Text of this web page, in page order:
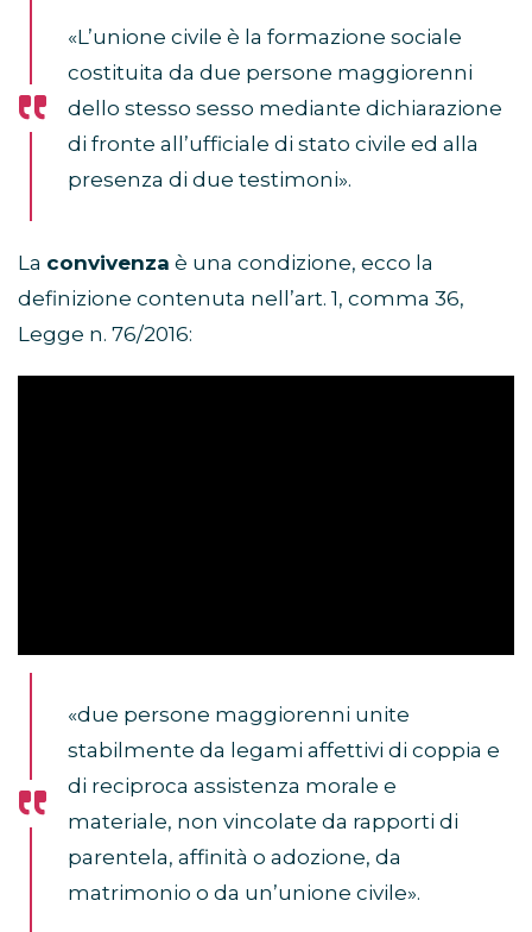
«L’unione civile è la formazione sociale
costituita da due persone maggiorenni
dello stesso sesso mediante dichiarazione
di fronte all’ufficiale di stato civile ed alla
presenza di due testimoni».
La convivenza è una condizione, ecco la
definizione contenuta nell’art. 1, comma 36,
Legge n. 76/2016:
«due persone maggiorenni unite
stabilmente da legami affettivi di coppia e
di reciproca assistenza morale e
materiale, non vincolate da rapporti di
parentela, affinità o adozione, da
matrimonio o da un’unione civile».